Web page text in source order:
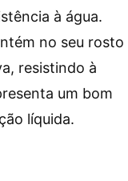
à água.
no seu rosto
resistindo à
um bom
líquida.